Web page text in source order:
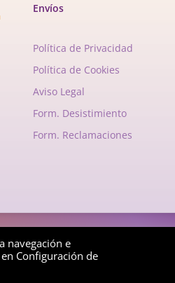
Envíos
Política de Privacidad
Política de Cookies
Aviso Legal
Form. Desistimiento
Form. Reclamaciones
navegación e
Configuración de